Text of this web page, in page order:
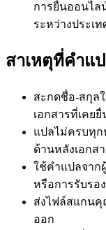
การยื่นออนไ
ระหว่างประเ
สาเหตุที่คำแ
สะกดชื่อ-สกุล
เอกสารที่เคย
แปลไม่ครบทุก
ด้านหลังเอกส
ใช้คำแปลจาก
หรือการรับรอ
ส่งไฟล์สแกนคุ
ออก